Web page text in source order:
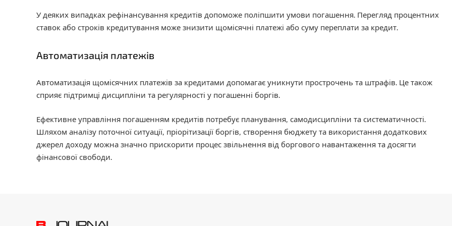
У деяких випадках рефінансування кредитів допоможе поліпшити умови погашення. Перегляд процентних
ставок або строків кредитування може знизити щомісячні платежі або суму переплати за кредит.
Автоматизація платежів
Автоматизація щомісячних платежів за кредитами допомагає уникнути прострочень та штрафів. Це також
сприяє підтримці дисципліни та регулярності у погашенні боргів.
Ефективне управління погашенням кредитів потребує планування, самодисципліни та систематичності.
Шляхом аналізу поточної ситуації, пріорітизації боргів, створення бюджету та використання додаткових
джерел доходу можна значно прискорити процес звільнення від боргового навантаження та досягти
фінансової свободи.